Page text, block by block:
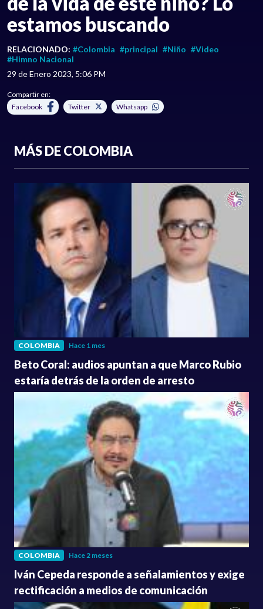
estamos buscando
RELACIONADO: #Colombia #principal #Niño #Video
#Himno Nacional
29 de Enero 2023, 5:06 PM
Compartir en:
Facebook
Twitter Whatsapp
MÁS DE COLOMBIA
COLOMBIA Hace 1 mes
Beto Coral: audios apuntan a que Marco Rubio
estaría detrás de la orden de arresto
COLOMBIA Hace 2 meses
Iván Cepeda responde a señalamientos y exige
rectificación a medios de comunicación